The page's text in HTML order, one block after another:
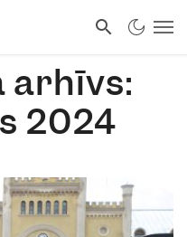
arhīvs:
2024